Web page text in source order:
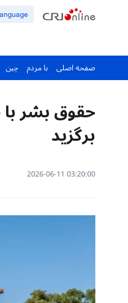
صفحه اصلی با مردم چین
حقوق بشر
برگزید
03:20:00 2026-06-11